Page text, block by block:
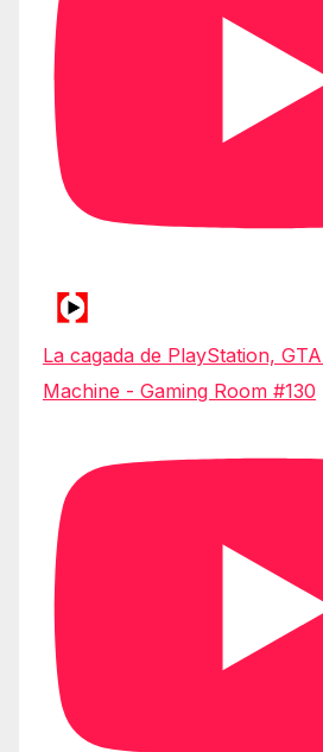
La cagada de PlayStation,
Machine - Gaming Room #130